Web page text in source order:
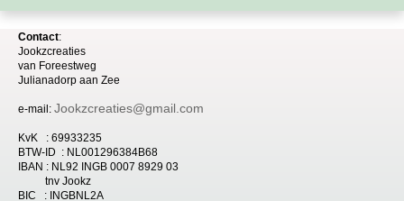
Contact:
Jookzcreaties
van Foreestweg
Julianadorp aan Zee
e-mail: Jookzcreaties@gmail.com
KvK : 69933235
BTW-ID : NL001296384B68
IBAN : NL92 INGB 0007 8929 03
tnv Jookz
BIC : INGBNL2A